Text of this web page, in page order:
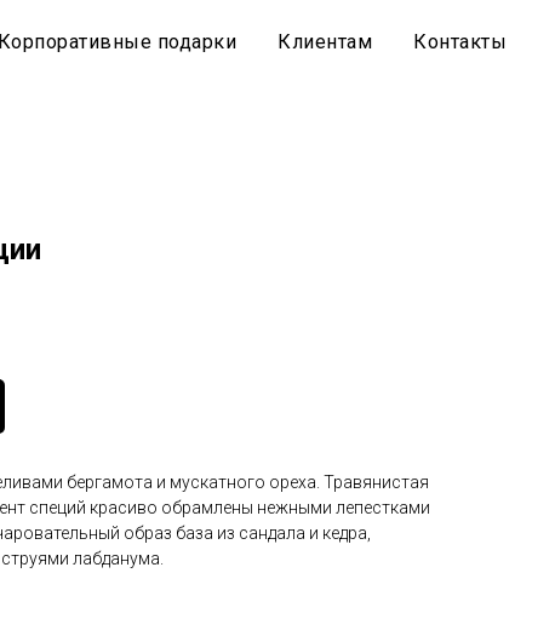
Корпоративные подарки Клиентам Контакты
бергамота и мускатного ореха. Травянистая
специй красиво обрамлены нежными лепестками
образ база из сандала и кедра,
лабданума.